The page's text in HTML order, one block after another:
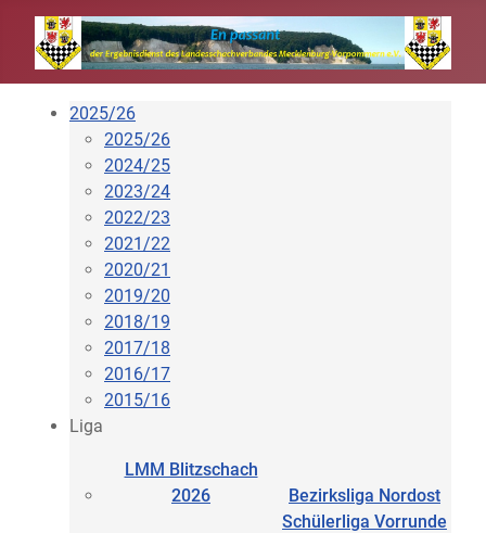
2025/26
2025/26
2024/25
2023/24
2022/23
2021/22
2020/21
2019/20
2018/19
2017/18
2016/17
2015/16
Liga
LMM Blitzschach
2026
Bezirksliga Nordost
Schülerliga Vorrunde